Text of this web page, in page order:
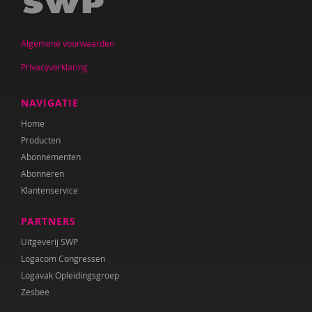
Jan De Mets
Vicky Dellas
A. van Dinther-Erkens
Angela van Dinther-Erkens
Nanne van Doorn
Wieteke van Dort
Lonneke van Elburg
Belinda Fallaux
Paula Fikkert
Yolanda Geleynse
Algemene voorwaarden
Privacyverklaring
NAVIGATIE
Home
Producten
Abonnementen
Abonneren
Klantenservice
PARTNERS
Uitgeverij SWP
Logacom Congressen
Logavak Opleidingsgroep
Zesbee